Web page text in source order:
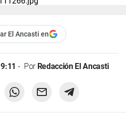
El Ancasti en
Por Redacción El Ancasti